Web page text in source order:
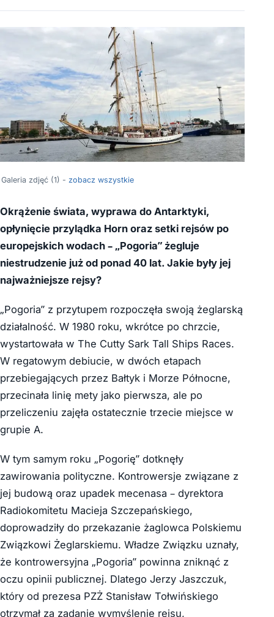
Galeria zdjęć (1) - zobacz wszystkie
Okrążenie świata, wyprawa do Antarktyki,
opłynięcie przylądka Horn oraz setki rejsów po
europejskich wodach – „Pogoria” żegluje
niestrudzenie już od ponad 40 lat. Jakie były jej
najważniejsze rejsy?
„Pogoria” z przytupem rozpoczęła swoją żeglarską
działalność. W 1980 roku, wkrótce po chrzcie,
wystartowała w The Cutty Sark Tall Ships Races.
W regatowym debiucie, w dwóch etapach
przebiegających przez Bałtyk i Morze Północne,
przecinała linię mety jako pierwsza, ale po
przeliczeniu zajęła ostatecznie trzecie miejsce w
grupie A.
W tym samym roku „Pogorię” dotknęły
zawirowania polityczne. Kontrowersje związane z
jej budową oraz upadek mecenasa – dyrektora
Radiokomitetu Macieja Szczepańskiego,
doprowadziły do przekazanie żaglowca Polskiemu
Związkowi Żeglarskiemu. Władze Związku uznały,
że kontrowersyjna „Pogoria” powinna zniknąć z
oczu opinii publicznej. Dlatego Jerzy Jaszczuk,
który od prezesa PZŻ Stanisław Tołwińskiego
otrzymał za zadanie wymyślenie rejsu,